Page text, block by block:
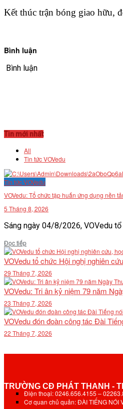
Kết thúc trận bóng giao hữu,
Bình luận
Bình luận
Tin mới nhất
All
Tin tức VOVedu
Tin tức VOVedu
VOVedu: Tổ chức tập huấn ứng dụng nền
5 Tháng 8, 2026
Sáng ngày 04/8/2026, VOVedu
Đọc tiếpDetails
VOVedu tổ chức Hội nghị nghiên
29 Tháng 7, 2026
VOVedu: Tri ân kỷ niệm 79 năm
23 Tháng 7, 2026
VOVedu đón đoàn công tác Đài
22 Tháng 7, 2026
TRƯỜNG CĐ PHÁT THANH -
Điện thoại: 0246.656.4155 –
Cơ quan chủ quản: ĐÀI TIẾNG NÓI